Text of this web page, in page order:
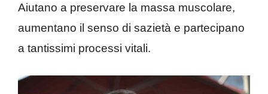
Aiutano a preservare la massa muscolare,
aumentano il senso di sazietà e partecipano
a tantissimi processi vitali.